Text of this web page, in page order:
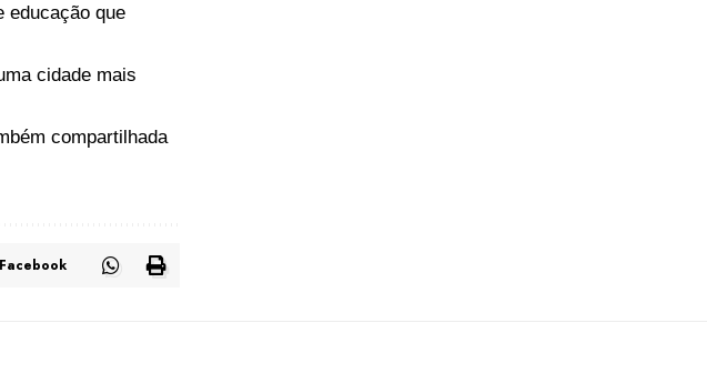
educação que
cidade mais
compartilhada
Facebook